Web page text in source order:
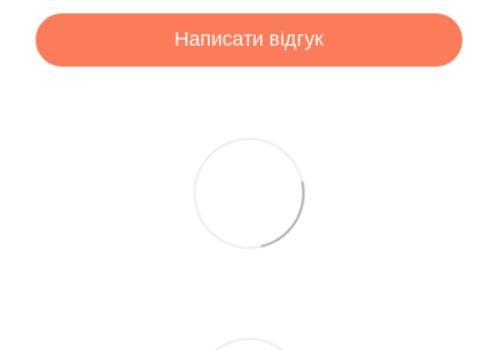
Написати відгук